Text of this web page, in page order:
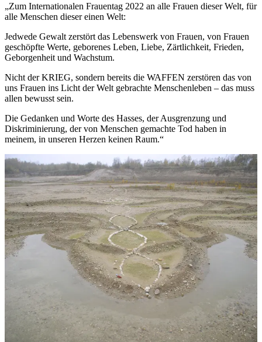
„Zum Internationalen Frauentag 2022 an alle Frauen dieser Welt, für
alle Menschen dieser einen Welt:
Jedwede Gewalt zerstört das Lebenswerk von Frauen, von Frauen
geschöpfte Werte, geborenes Leben, Liebe, Zärtlichkeit, Frieden,
Geborgenheit und Wachstum.
Nicht der KRIEG, sondern bereits die WAFFEN zerstören das von
uns Frauen ins Licht der Welt gebrachte Menschenleben – das muss
allen bewusst sein.
Die Gedanken und Worte des Hasses, der Ausgrenzung und
Diskriminierung, der von Menschen gemachte Tod haben in
meinem, in unseren Herzen keinen Raum.“